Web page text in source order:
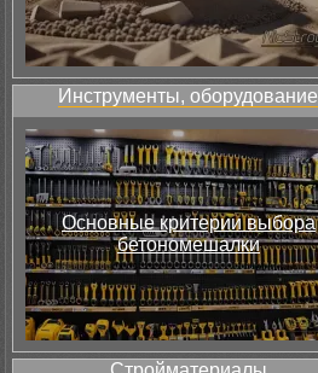
Инструменты, оборудование
Основные критерии выбора
бетономешалки